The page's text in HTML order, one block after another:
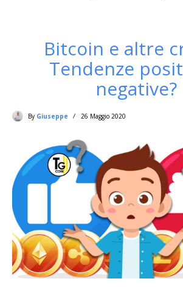
Bitcoin e altre
Tendenze
negative?
By Giuseppe 26 Maggio 2020